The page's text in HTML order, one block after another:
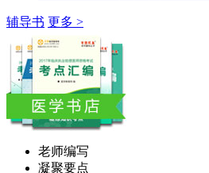
辅导书 更多 >
老师编写
凝聚要点